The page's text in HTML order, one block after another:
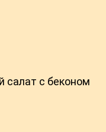
салат с беконом